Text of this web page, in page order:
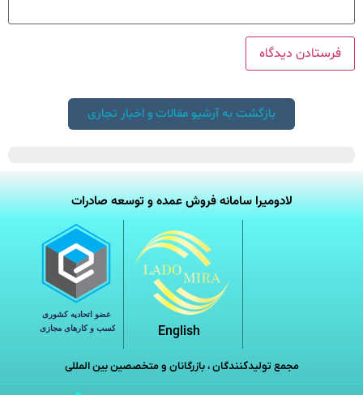
بازگشت به آرشیو مقالات و اخبار تجاری
لادومیرا سامانه فروش عمده و توسعه صادرات
English
مجمع تولیدکنندگان ، بازرگانان و متخصصین بین المللی